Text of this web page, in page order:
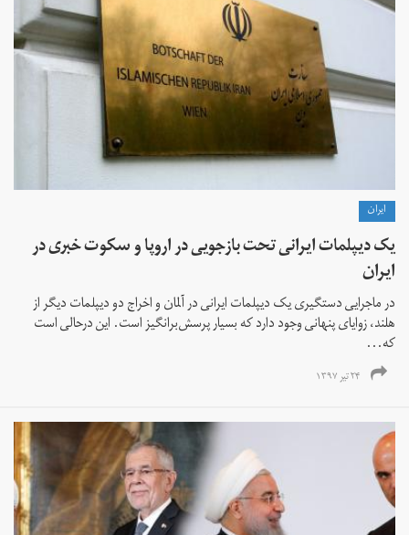
ايران
یک دیپلمات ایرانی تحت بازجویی در اروپا و سکوت خبری در
ایران
در ماجرایی دستگیری یک دیپلمات ایرانی در آلمان و اخراج دو دیپلمات دیگر از
هلند، زوایای پنهانی وجود دارد که بسیار پرسش‌برانگیز است. این درحالی است
که...
۲۴ تیر ۱۳۹۷